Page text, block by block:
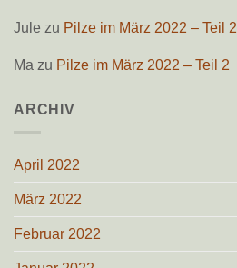
Jule zu Pilze im März 2022 – Teil 2
Ma zu Pilze im März 2022 – Teil 2
ARCHIV
April 2022
März 2022
Februar 2022